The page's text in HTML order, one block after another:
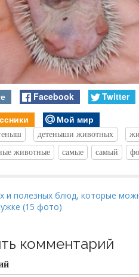
Facebook
Twitter
Мой мир
детеныши животных
животные
самые самый
и полезных блюд, которые
(15 фото)
комментарий